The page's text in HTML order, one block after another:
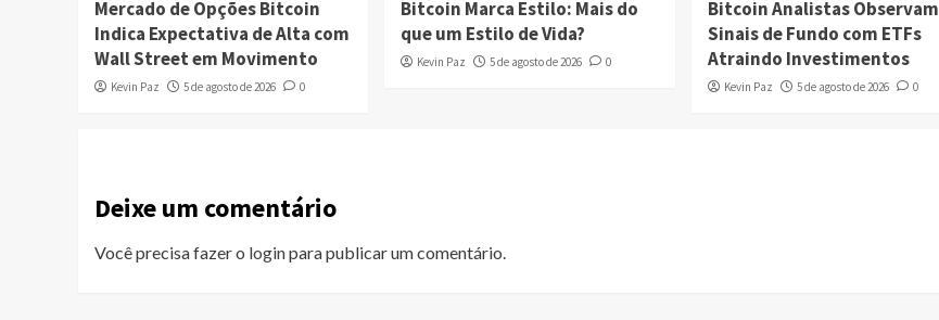
Mercado de Opções Bitcoin
Indica Expectativa de Alta com
Wall Street em Movimento
Kevin Paz 5 de agosto de 2026 0
Bitcoin Marca Estilo: Mais do
que um Estilo de Vida?
Kevin Paz 5 de agosto de 2026 0
Bitcoin Analistas Observam
Sinais de Fundo com ETFs
Atraindo Investimentos
Kevin Paz 5 de agosto de 2026 0
Deixe um comentário
Você precisa fazer o loginpara publicar um comentário.